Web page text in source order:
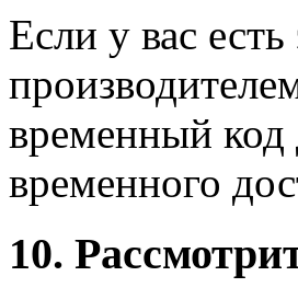
Если у вас
временный код
временного
10.